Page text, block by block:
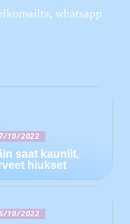
whatsapp
10/2022
saat kauniit,
hiukset
10/2022